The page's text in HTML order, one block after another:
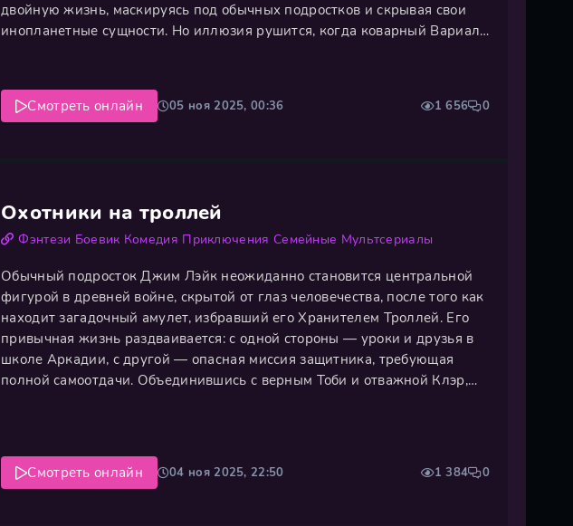
двойную жизнь, маскируясь под обычных подростков и скрывая свои
инопланетные сущности. Но иллюзия рушится, когда коварный Вариал
05 ноя 2025, 00:36 1 656 0
Смотреть онлайн
Охотники на троллей
Фэнтези Боевик Комедия Приключения Семейные Мультсериалы
Обычный подросток Джим Лэйк неожиданно становится центральной
фигурой в древней войне, скрытой от глаз человечества, после того как
находит загадочный амулет, избравший его Хранителем Троллей. Его
привычная жизнь раздваивается: с одной стороны — уроки и друзья в
школе Аркадии, с другой — опасная миссия защитника, требующая
полной самоотдачи. Объединившись с верным Тоби и отважной Клэр,
04 ноя 2025, 22:50 1 384 0
Смотреть онлайн